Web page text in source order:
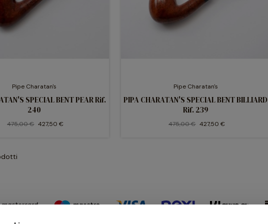
Pipe Charatan's
SPECIAL BENT PEAR Rif.
240
475,00 € 427,50 €
Pipe Charatan's
PIPA CHARATAN'S SPECIAL BENT BILLIARD
Rif. 239
475,00 € 427,50 €